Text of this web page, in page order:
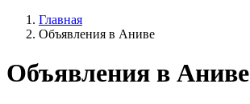
Главная
Объявления в Аниве
Объявления в Аниве